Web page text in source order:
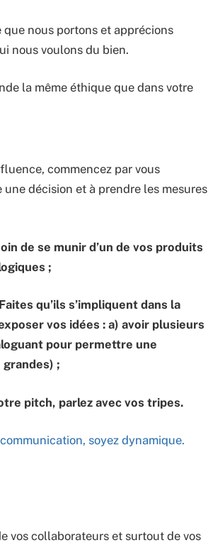
nous portons et apprécions
nous voulons du bien.
la même éthique que dans votre
commencez par vous
décision et à prendre les mesures
de se munir d’un de vos produits
;
qu’ils s’impliquent dans la
vos idées : a) avoir plusieurs
pour permettre une
;
pitch, parlez avec vos tripes.
soyez dynamique.
vos collaborateurs et surtout de vos